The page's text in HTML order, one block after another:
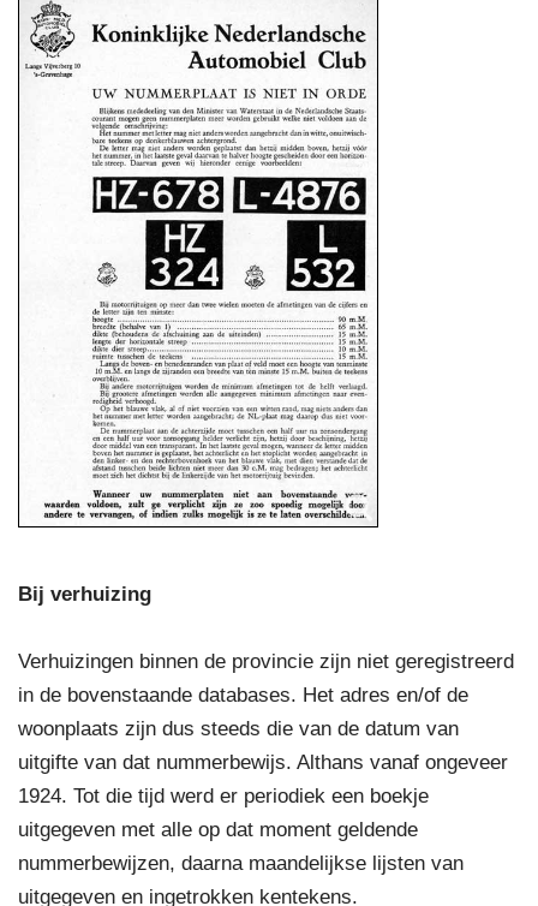
Bij verhuizing
Verhuizingen binnen de provincie zijn niet geregistreerd
in de bovenstaande databases. Het adres en/of de
woonplaats zijn dus steeds die van de datum van
uitgifte van dat nummerbewijs. Althans vanaf ongeveer
1924. Tot die tijd werd er periodiek een boekje
uitgegeven met alle op dat moment geldende
nummerbewijzen, daarna maandelijkse lijsten van
uitgegeven en ingetrokken kentekens.